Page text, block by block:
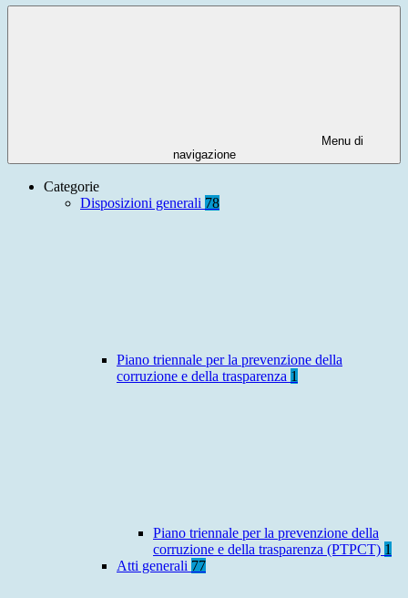
Menu di
navigazione
Categorie
Disposizioni generali 78
Piano triennale per la prevenzione della
corruzione e della trasparenza 1
Piano triennale per la prevenzione della
corruzione e della trasparenza (PTPCT) 1
Atti generali 77